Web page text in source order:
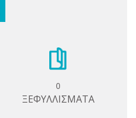
0
ΞΕΦΥΛΛΙΣΜΑΤΑ